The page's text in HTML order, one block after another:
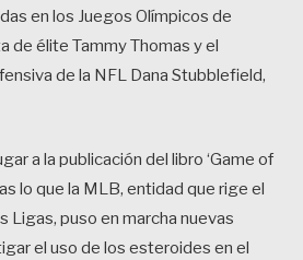
en los Juegos Olímpicos de
de élite Tammy Thomas y el
de la NFL Dana Stubblefield,
a la publicación del libro ‘Game of
lo que la MLB, entidad que rige el
Ligas, puso en marcha nuevas
el uso de los esteroides en el